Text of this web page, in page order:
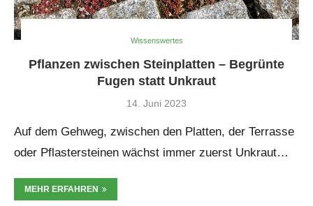
Wissenswertes
Pflanzen zwischen Steinplatten – Begrünte
Fugen statt Unkraut
14. Juni 2023
Auf dem Gehweg, zwischen den Platten, der Terrasse
oder Pflastersteinen wächst immer zuerst Unkraut…
MEHR ERFAHREN